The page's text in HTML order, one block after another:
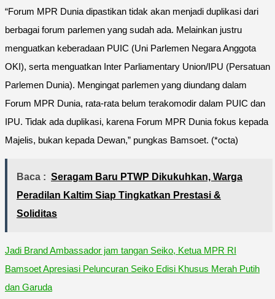
“Forum MPR Dunia dipastikan tidak akan menjadi duplikasi dari
berbagai forum parlemen yang sudah ada. Melainkan justru
menguatkan keberadaan PUIC (Uni Parlemen Negara Anggota
OKI), serta menguatkan Inter Parliamentary Union/IPU (Persatuan
Parlemen Dunia). Mengingat parlemen yang diundang dalam
Forum MPR Dunia, rata-rata belum terakomodir dalam PUIC dan
IPU. Tidak ada duplikasi, karena Forum MPR Dunia fokus kepada
Majelis, bukan kepada Dewan,” pungkas Bamsoet. (*octa)
Baca : Seragam Baru PTWP Dikukuhkan, Warga
Peradilan Kaltim Siap Tingkatkan Prestasi &
Soliditas
Jadi Brand Ambassador jam tangan Seiko, Ketua MPR RI
Bamsoet Apresiasi Peluncuran Seiko Edisi Khusus Merah Putih
dan Garuda